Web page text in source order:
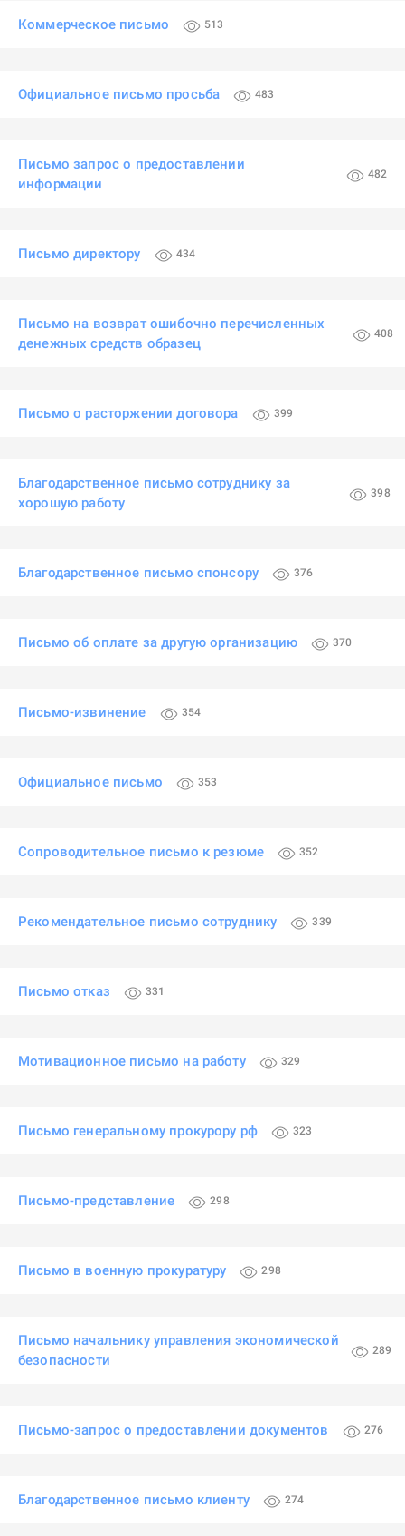
Коммерческое письмо 513
Официальное письмо просьба 483
Письмо запрос о предоставлении
информации
482
Письмо директору 434
Письмо на возврат ошибочно перечисленных
денежных средств образец
408
Письмо о расторжении договора 399
Благодарственное письмо сотруднику за
хорошую работу
398
Благодарственное письмо спонсору 376
Письмо об оплате за другую организацию 370
Письмо-извинение 354
Официальное письмо 353
Сопроводительное письмо к резюме 352
Рекомендательное письмо сотруднику 339
Письмо отказ 331
Мотивационное письмо на работу 329
Письмо генеральному прокурору рф 323
Письмо-представление 298
Письмо в военную прокуратуру 298
Письмо начальнику управления экономической
безопасности
289
Письмо-запрос о предоставлении документов 276
Благодарственное письмо клиенту 274